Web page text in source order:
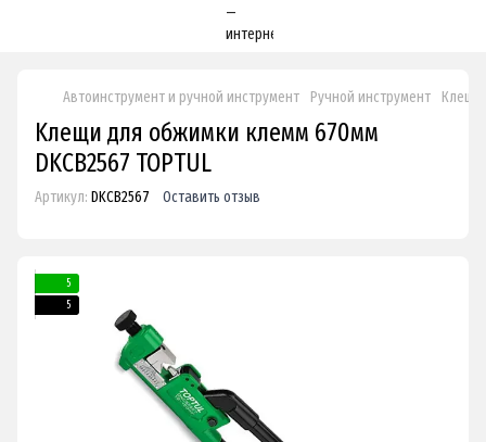
Автоинструмент и ручной инструмент Ручной инструмент Клещи
Kлeщи для oбжимки клeмм 670мм
DKCB2567 TOPTUL
Артикул: DKCB2567 Оставить отзыв
5
5